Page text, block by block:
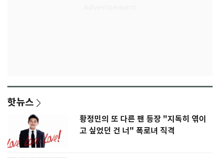
핫뉴스
황정민의 또 다른 팬 등장 "지독히 엮이
고 싶었던 건 너" 폭로녀 직격